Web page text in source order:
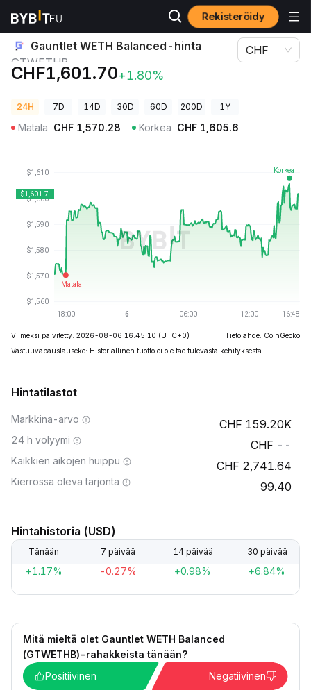
Rekisteröidy
Kryptohinnat Gauntlet WETH Balanced-hinta GTWETHB
Gauntlet WETH Balanced-hinta
GTWETHB
CHF1,601.70+1.80%
CHF
24H 7D 14D 30D 60D 200D 1Y
Matala CHF 1,570.28 Korkea CHF 1,605.6
Viimeksi päivitetty: 2026-08-06 16:45:10 (UTC+0)
Tietolähde: CoinGecko
Vastuuvapauslauseke: Historiallinen tuotto ei ole tae tulevasta kehityksestä.
Hintatilastot
Markkina-arvo 159.20K
24 h volyymi --
Kaikkien aikojen huippu 2,741.64
Kierrossa oleva tarjonta 99.40
Hintahistoria (USD)
Tänään 7 päivää 14 päivää 30 päivää
+1.17% -0.27% +0.98% +6.84%
Mitä mieltä olet Gauntlet WETH Balanced
(GTWETHB)-rahakkeista tänään?
Positiivinen
Negatiivinen